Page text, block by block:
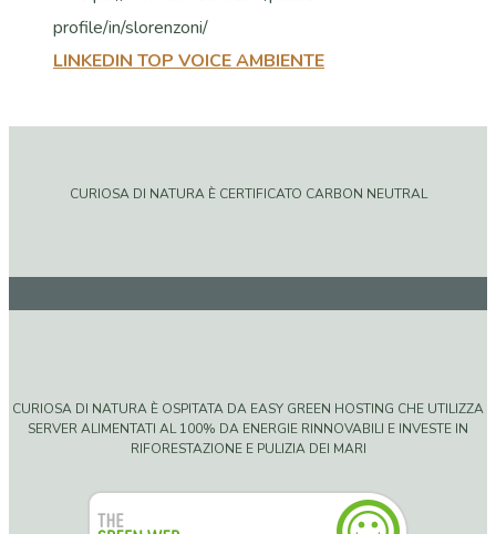
LINKEDIN TOP VOICE AMBIENTE
CURIOSA DI NATURA È CERTIFICATO CARBON NEUTRAL
CURIOSA DI NATURA È OSPITATA DA EASY GREEN HOSTING CHE UTILIZZA
SERVER ALIMENTATI AL 100% DA ENERGIE RINNOVABILI E INVESTE IN
RIFORESTAZIONE E PULIZIA DEI MARI